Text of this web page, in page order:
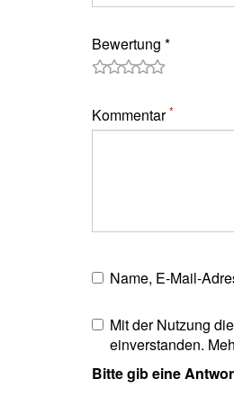
Bewertung *
Kommentar*
Name, E-Mail-
Mit der Nutzung
einverstanden.
Bitte gib eine